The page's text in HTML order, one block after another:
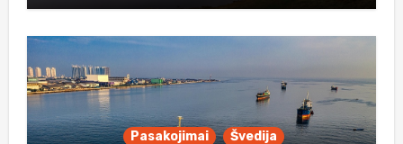
Pasakojimai Švedija